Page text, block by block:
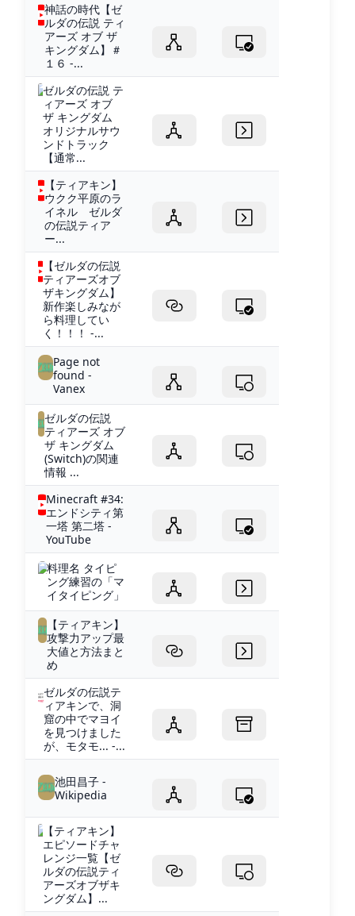
神話の時代【ゼ
ルダの伝説 ティ
アーズ オブ ザ
キングダム】＃
１６ -...
ゼルダの伝説 テ
ィアーズ オブ
ザ キングダム
オリジナルサウ
ンドトラック
【通常...
【ティアキン】
ウクク平原のラ
イネル ゼルダ
の伝説ティア
ー...
【ゼルダの伝説
ティアーズオブ
ザキングダム】
新作楽しみなが
ら料理してい
く！！！ -...
Page not
found -
Vanex
ゼルダの伝説
ティアーズ オブ
ザ キングダム
(Switch)の関連
情報 ...
Minecraft #34:
エンドシティ第
一塔 第二塔 -
YouTube
料理名 タイピ
ング練習の「マ
イタイピング」
【ティアキン】
攻撃力アップ最
大値と方法まと
め
ゼルダの伝説テ
ィアキンで、洞
窟の中でマヨイ
を見つけました
が、モタモ... -...
池田昌子 -
Wikipedia
【ティアキン】
エピソードチャ
レンジ一覧【ゼ
ルダの伝説ティ
アーズオブザキ
ングダム】...